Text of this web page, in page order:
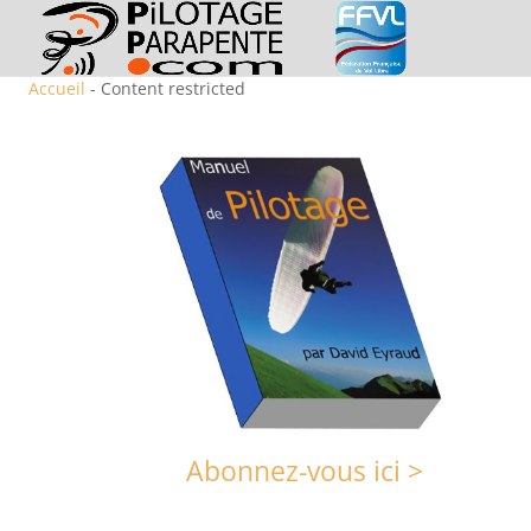
Accueil - Content restricted
Abonnez-vous ici >